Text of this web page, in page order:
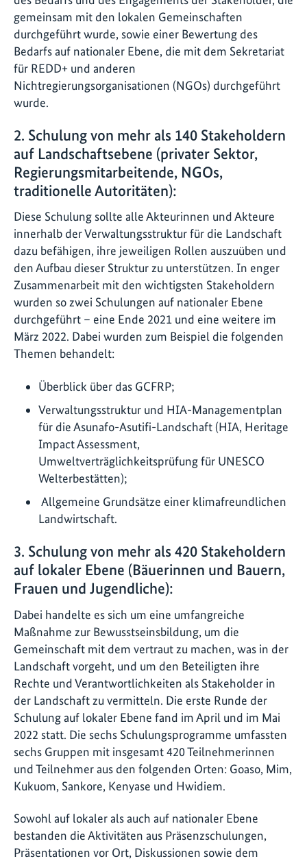
gemeinsam mit den lokalen Gemeinschaften
durchgeführt wurde, sowie einer Bewertung des
Bedarfs auf nationaler Ebene, die mit dem Sekretariat
für REDD+ und anderen
Nichtregierungsorganisationen (NGOs) durchgeführt
wurde.
2. Schulung von mehr als 140 Stakeholdern
auf Landschaftsebene (privater Sektor,
Regierungsmitarbeitende, NGOs,
traditionelle Autoritäten):
Diese Schulung sollte alle Akteurinnen und Akteure
innerhalb der Verwaltungsstruktur für die Landschaft
dazu befähigen, ihre jeweiligen Rollen auszuüben und
den Aufbau dieser Struktur zu unterstützen. In enger
Zusammenarbeit mit den wichtigsten Stakeholdern
wurden so zwei Schulungen auf nationaler Ebene
durchgeführt – eine Ende 2021 und eine weitere im
März 2022. Dabei wurden zum Beispiel die folgenden
Themen behandelt:
Überblick über das GCFRP;
Verwaltungsstruktur und HIA-Managementplan
für die Asunafo-Asutifi-Landschaft (HIA, Heritage
Impact Assessment,
Umweltverträglichkeitsprüfung für UNESCO
Welterbestätten);
Allgemeine Grundsätze einer klimafreundlichen
Landwirtschaft.
3. Schulung von mehr als 420 Stakeholdern
auf lokaler Ebene (Bäuerinnen und Bauern,
Frauen und Jugendliche):
Dabei handelte es sich um eine umfangreiche
Maßnahme zur Bewusstseinsbildung, um die
Gemeinschaft mit dem vertraut zu machen, was in der
Landschaft vorgeht, und um den Beteiligten ihre
Rechte und Verantwortlichkeiten als Stakeholder in
der Landschaft zu vermitteln. Die erste Runde der
Schulung auf lokaler Ebene fand im April und im Mai
2022 statt. Die sechs Schulungsprogramme umfassten
sechs Gruppen mit insgesamt 420 Teilnehmerinnen
und Teilnehmer aus den folgenden Orten: Goaso, Mim,
Kukuom, Sankore, Kenyase und Hwidiem.
Sowohl auf lokaler als auch auf nationaler Ebene
bestanden die Aktivitäten aus Präsenzschulungen,
Präsentationen vor Ort, Diskussionen sowie dem